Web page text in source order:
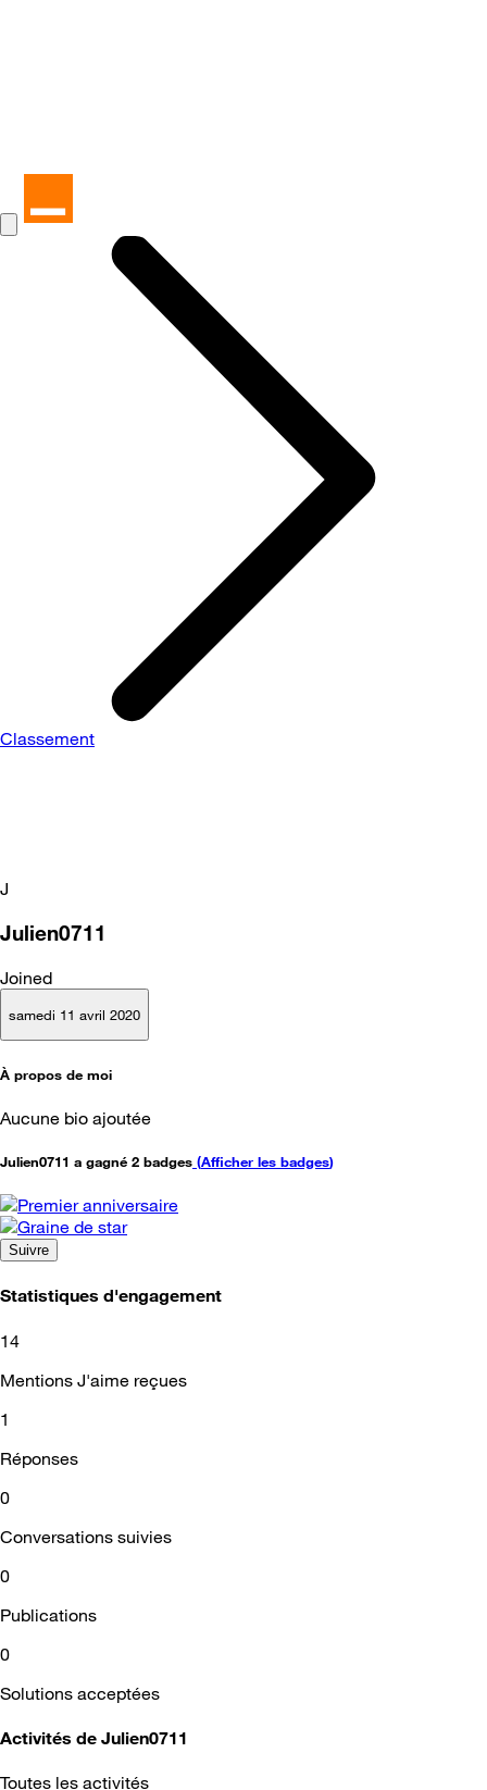
Classement
J
Julien0711
Joined
samedi 11 avril 2020
À propos de moi
Aucune bio ajoutée
Julien0711 a gagné 2 badges (Afficher les badges)
Suivre
Statistiques d'engagement
14
Mentions J'aime reçues
1
Réponses
0
Conversations suivies
0
Publications
0
Solutions acceptées
Activités de Julien0711
Toutes les activités